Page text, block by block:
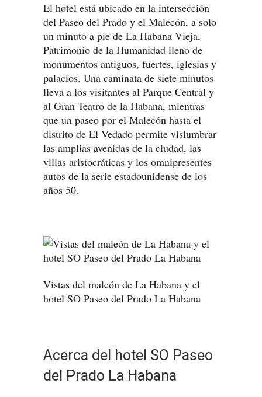
El hotel está ubicado en la intersección
del Paseo del Prado y el Malecón, a solo
un minuto a pie de La Habana Vieja,
Patrimonio de la Humanidad lleno de
monumentos antiguos, fuertes, iglesias y
palacios. Una caminata de siete minutos
lleva a los visitantes al Parque Central y
al Gran Teatro de la Habana, mientras
que un paseo por el Malecón hasta el
distrito de El Vedado permite vislumbrar
las amplias avenidas de la ciudad, las
villas aristocráticas y los omnipresentes
autos de la serie estadounidense de los
años 50.
Vistas del maleón de La Habana y el
hotel SO Paseo del Prado La Habana
Acerca del hotel SO Paseo
del Prado La Habana